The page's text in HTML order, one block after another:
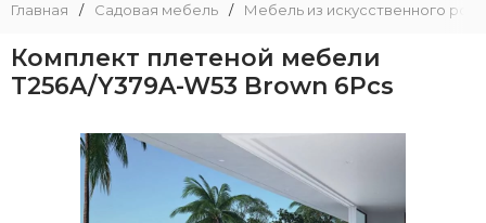
Главная / Садовая мебель / Мебель из искусственного
Комплект плетеной мебели
T256A/Y379A-W53 Brown 6Pcs